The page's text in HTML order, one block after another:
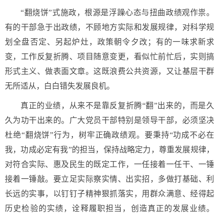
“翻烧饼”式施政，根源是浮躁心态与扭曲政绩观作祟。
有的干部急于出政绩，不顾地方实际和发展规律，对科学规
划全盘否定、另起炉灶，政策朝令夕改；有的一味求新求
变，工作反复折腾、项目随意变更，看似忙前忙后，实则搞
形式主义、做表面文章。这既浪费公共资源，又让基层干群
无所适从，白白错失发展良机。
真正的业绩，从来不是靠反复折腾“翻”出来的，而是久
久为功干出来的。广大党员干部特别是领导干部，必须坚决
杜绝“翻烧饼”行为，树牢正确政绩观。要秉持“功成不必在
我，功成必定有我”的担当，保持战略定力，尊重发展规律，
对符合实际、惠及民生的既定工作，一任接着一任干、一锤
接着一锤敲。要立足实际察实情、出实招，多做打基础、利
长远的实事，以钉钉子精神狠抓落实，用群众满意、经得起
历史检验的实绩，诠释履职担当，创造真正的发展业绩。